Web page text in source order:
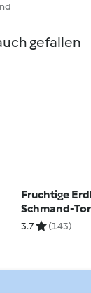
gefallen
Fruchtige
Schmand-
3.7 (143)